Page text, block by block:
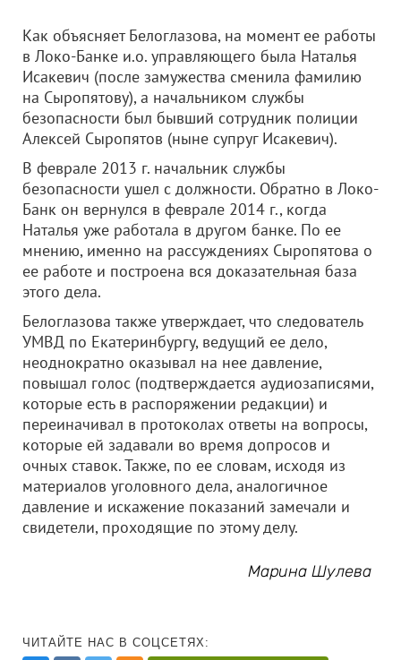
Как объясняет Белоглазова, на момент ее работы
в Локо-Банке и.о. управляющего была Наталья
Исакевич (после замужества сменила фамилию
на Сыропятову), а начальником службы
безопасности был бывший сотрудник полиции
Алексей Сыропятов (ныне супруг Исакевич).
В феврале 2013 г. начальник службы
безопасности ушел с должности. Обратно в Локо-
Банк он вернулся в феврале 2014 г., когда
Наталья уже работала в другом банке. По ее
мнению, именно на рассуждениях Сыропятова о
ее работе и построена вся доказательная база
этого дела.
Белоглазова также утверждает, что следователь
УМВД по Екатеринбургу, ведущий ее дело,
неоднократно оказывал на нее давление,
повышал голос (подтверждается аудиозаписями,
которые есть в распоряжении редакции) и
переиначивал в протоколах ответы на вопросы,
которые ей задавали во время допросов и
очных ставок. Также, по ее словам, исходя из
материалов уголовного дела, аналогичное
давление и искажение показаний замечали и
свидетели, проходящие по этому делу.
Марина Шулева
ЧИТАЙТЕ НАС В СОЦСЕТЯХ: